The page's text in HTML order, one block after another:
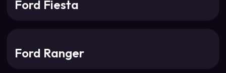
Ford Fiesta
Ford Ranger